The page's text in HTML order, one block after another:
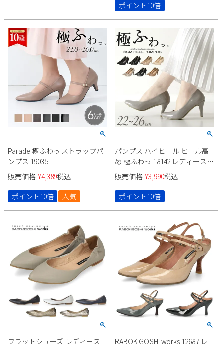
ポイント10倍
Parade 極ふわっ ストラップパ
ンプス 19035
販売価格 ¥4,389税込
ポイント10倍
人気
パンプス ハイヒール ヒール高
め 極ふわっ 18142 レディース
ブラック シルバー グレー ベー
ジュ エナメル スエード クロコ
型押し
販売価格 ¥3,990税込
ポイント10倍
フラットシューズ レディース RABOKIGOSHI works 12687 レ